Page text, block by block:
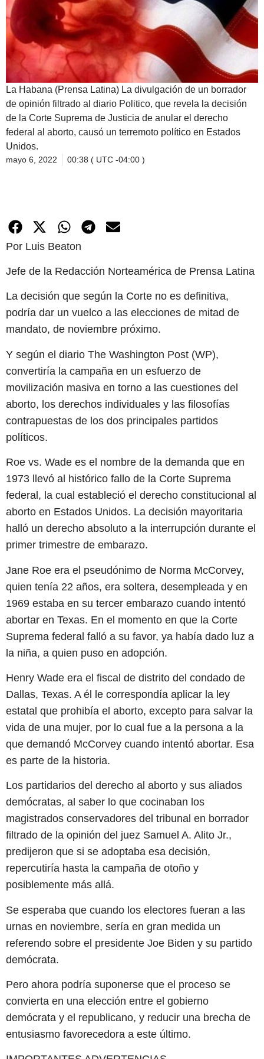
La Habana (Prensa Latina) La divulgación de un borrador
de opinión filtrado al diario Politico, que revela la decisión
de la Corte Suprema de Justicia de anular el derecho
federal al aborto, causó un terremoto político en Estados
Unidos.
mayo 6, 2022 00:38 ( UTC -04:00 )
Por Luis Beaton
Jefe de la Redacción Norteamérica de Prensa Latina
La decisión que según la Corte no es definitiva,
podría dar un vuelco a las elecciones de mitad de
mandato, de noviembre próximo.
Y según el diario The Washington Post (WP),
convertiría la campaña en un esfuerzo de
movilización masiva en torno a las cuestiones del
aborto, los derechos individuales y las filosofías
contrapuestas de los dos principales partidos
políticos.
Roe vs. Wade es el nombre de la demanda que en
1973 llevó al histórico fallo de la Corte Suprema
federal, la cual estableció el derecho constitucional al
aborto en Estados Unidos. La decisión mayoritaria
halló un derecho absoluto a la interrupción durante el
primer trimestre de embarazo.
Jane Roe era el pseudónimo de Norma McCorvey,
quien tenía 22 años, era soltera, desempleada y en
1969 estaba en su tercer embarazo cuando intentó
abortar en Texas. En el momento en que la Corte
Suprema federal falló a su favor, ya había dado luz a
la niña, a quien puso en adopción.
Henry Wade era el fiscal de distrito del condado de
Dallas, Texas. A él le correspondía aplicar la ley
estatal que prohibía el aborto, excepto para salvar la
vida de una mujer, por lo cual fue a la persona a la
que demandó McCorvey cuando intentó abortar. Esa
es parte de la historia.
Los partidarios del derecho al aborto y sus aliados
demócratas, al saber lo que cocinaban los
magistrados conservadores del tribunal en borrador
filtrado de la opinión del juez Samuel A. Alito Jr.,
predijeron que si se adoptaba esa decisión,
repercutiría hasta la campaña de otoño y
posiblemente más allá.
Se esperaba que cuando los electores fueran a las
urnas en noviembre, sería en gran medida un
referendo sobre el presidente Joe Biden y su partido
demócrata.
Pero ahora podría suponerse que el proceso se
convierta en una elección entre el gobierno
demócrata y el republicano, y reducir una brecha de
entusiasmo favorecedora a este último.